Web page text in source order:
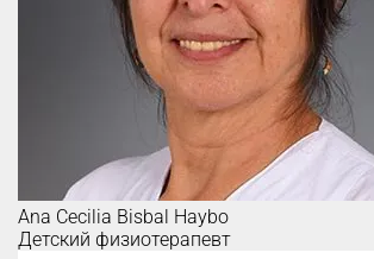
Ana Cecilia Bisbal Haybo
Детский физиотерапевт